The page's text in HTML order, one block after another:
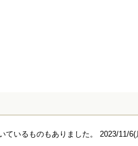
いるものもありました。 2023/11/